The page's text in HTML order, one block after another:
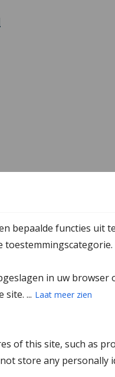
bepaalde functies uit
toestemmingscategorie.
in uw browser
... Laat meer zien
of this site, such as
store any personally